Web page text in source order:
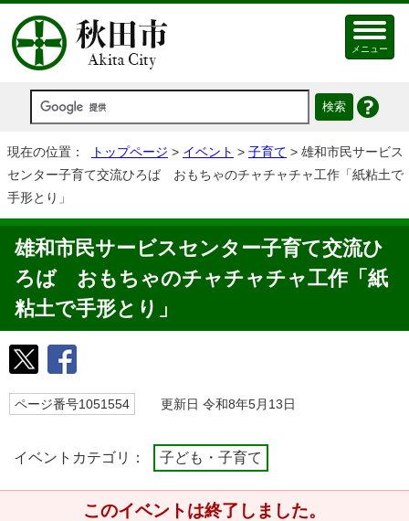
メニュー
現在の位置： トップページ > イベント > 子育て > 雄和市民サービス
センター子育て交流ひろば おもちゃのチャチャチャ工作「紙粘土で
手形とり」
雄和市民サービスセンター子育て交流ひ
ろば おもちゃのチャチャチャ工作「紙
粘土で手形とり」
ページ番号1051554 更新日 令和8年5月13日
イベントカテゴリ： 子ども・子育て
このイベントは終了しました。